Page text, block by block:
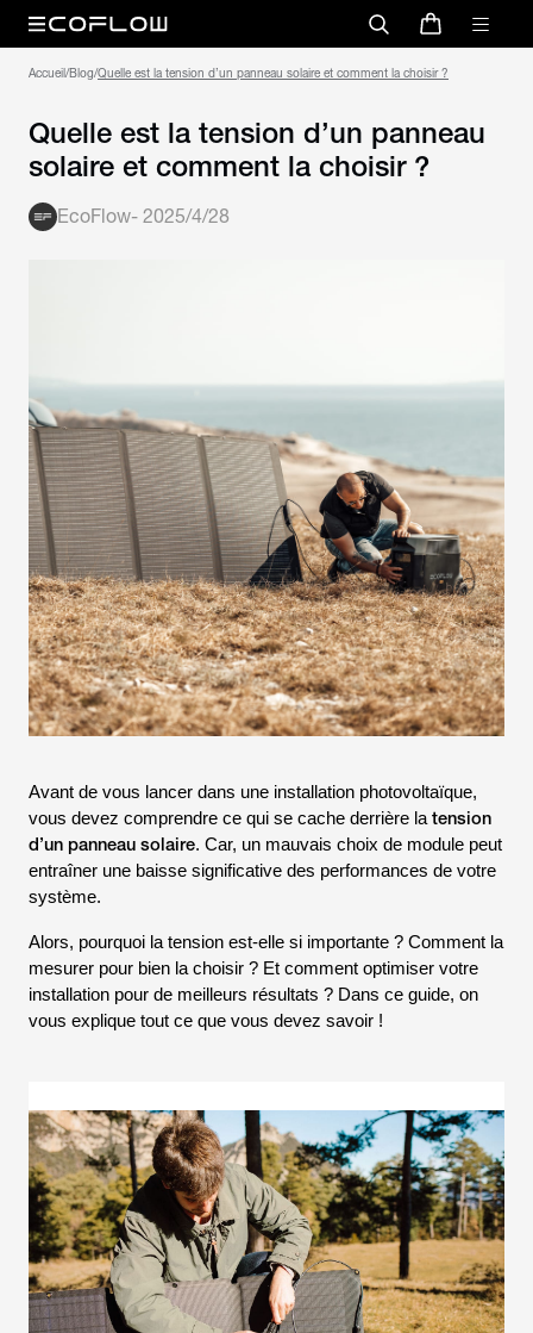
Accueil/Blog/Quelle est la tension d’un panneau solaire et comment la choisir ?
Quelle est la tension d’un panneau
solaire et comment la choisir ?
EcoFlow- 2025/4/28
Avant de vous lancer dans une installation photovoltaïque,
vous devez comprendre ce qui se cache derrière la tension
d’un panneau solaire. Car, un mauvais choix de module peut
entraîner une baisse significative des performances de votre
système.
Alors, pourquoi la tension est-elle si importante ? Comment la
mesurer pour bien la choisir ? Et comment optimiser votre
installation pour de meilleurs résultats ? Dans ce guide, on
vous explique tout ce que vous devez savoir !